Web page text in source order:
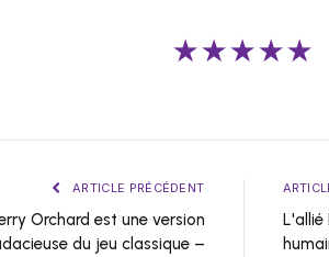
★★★★★
ARTICLE PRÉCÉDENT
Orchard est une version
du jeu classique –
L'allié